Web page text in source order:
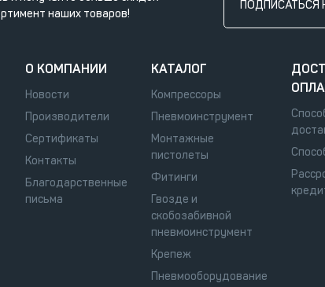
наших товаров!
ПОДПИСАТЬСЯ
О КОМПАНИИ
Новости
Производители
Сертификаты
Контакты
Благодарственные
письма
КАТАЛОГ
Компрессоры
Пневмоинструмент
Монтажные
пистолеты
Фитинги
Гвозде и
скобозабивной
пневмоинструмент
Крепеж
Пневмооборудование